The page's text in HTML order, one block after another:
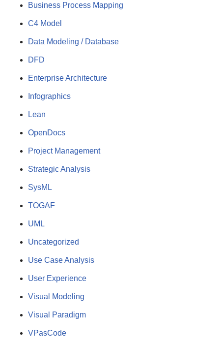
Business Process Mapping
C4 Model
Data Modeling / Database
DFD
Enterprise Architecture
Infographics
Lean
OpenDocs
Project Management
Strategic Analysis
SysML
TOGAF
UML
Uncategorized
Use Case Analysis
User Experience
Visual Modeling
Visual Paradigm
VPasCode